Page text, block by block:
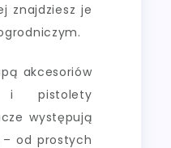
znajdziesz je
akcesoriów
i pistolety
występują
od prostych